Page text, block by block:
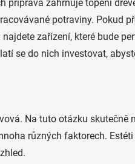
zahrnuje topení
potraviny. Pokud
zařízení, které bude
se do nich investovat,
Na tuto otázku skutečně
různých faktorech.